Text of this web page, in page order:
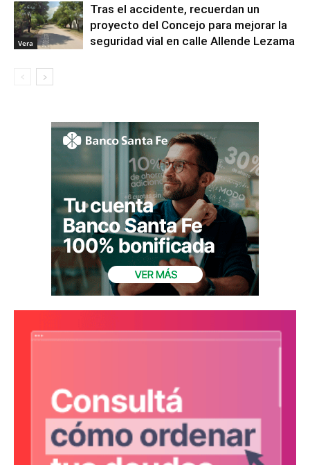
Vera
Tras el accidente, recuerdan un
proyecto del Concejo para mejorar la
seguridad vial en calle Allende Lezama